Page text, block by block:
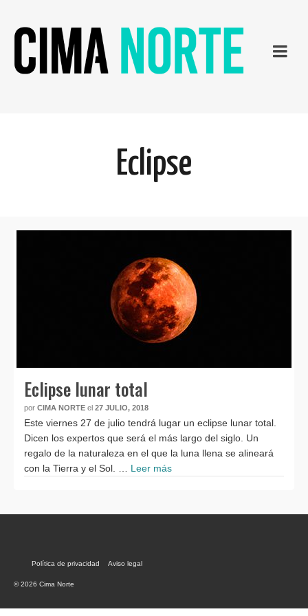
Eclipse
Eclipse lunar total
por CIMA NORTE el 27 JULIO, 2018
Este viernes 27 de julio tendrá lugar un eclipse lunar total.
Dicen los expertos que será el más largo del siglo. Un
regalo de la naturaleza en el que la luna llena se alineará
con la Tierra y el Sol. … Leer más
Política de privacidad Aviso legal
© 2026 Cima Norte